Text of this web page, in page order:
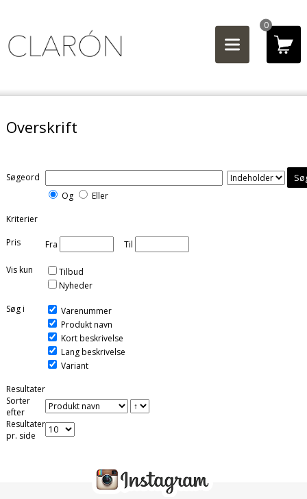
0
Overskrift
Søgeord
Og
Eller
Kriterier
Pris
Fra Til
Vis kun
Tilbud
Nyheder
Søg i
Varenummer
Produkt navn
Kort beskrivelse
Lang beskrivelse
Variant
Resultater
Sorter
efter
Resultater
pr. side